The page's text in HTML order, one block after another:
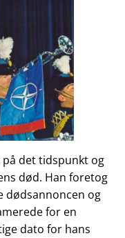
det tidspunkt og
død. Han foretog
dødsannoncen og
for en
dato for hans